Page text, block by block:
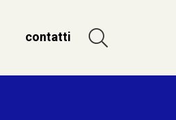
contatti